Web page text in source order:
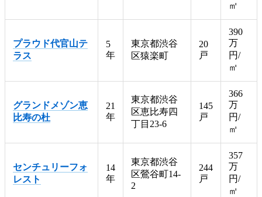
㎡
プラウド代官山テ
ラス
5
年
東京都渋谷
区猿楽町
20
戸
390
万
円/
㎡
グランドメゾン恵
比寿の杜
21
年
東京都渋谷
区恵比寿四
丁目23-6
145
戸
366
万
円/
㎡
センチュリーフォ
レスト
14
年
東京都渋谷
区鶯谷町14-
2
244
戸
357
万
円/
㎡